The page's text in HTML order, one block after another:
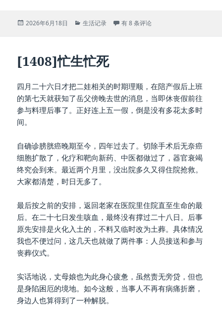
发
2026年6月18日
分
生活记录 [1409]杀鸡
有 8 条评论
[1408]忙生忙死
四月二十六日才把二娃相关的时期理顺，在陪产假后上班
的第七天就获知了岳父傍晚去世的消息，当即休丧假前往
参与料理后事了。正好连上五一假，倒是没有多花太多时
间。
自确诊膀胱癌晚期至今，四年过去了。切除手术后无奈癌
细胞扩散了，化疗和靶向新药、中医都做过了，器官衰竭
终究会到来。最近两个月里，没出院多久又得住院抢救。
大家都清楚，时日无多了。
最后按之前的安排，返回老家在医院里住院直至生命的最
后。在二十七日发生咳血，最终没有撑过二十八日。后事
原先安排是火化入土的，不料又临时改为土葬。具体情况
我也不便过问，这几天也就做了两件事：人员接送和参与
丧葬仪式。
实话地说，丈母娘也为此身心疲惫，虽然责无旁贷，但也
是身陷困厄的境地。如今这般，当事人不再有病痛折磨，
身边人也算得到了一种解脱。